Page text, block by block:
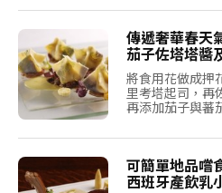
傳遞奢華春天
茄子佐塔塔醬
將食用花做成押
里考塔起司，再
再添加茄子與蕃
可簡單地品嚐
西班牙產飲乳